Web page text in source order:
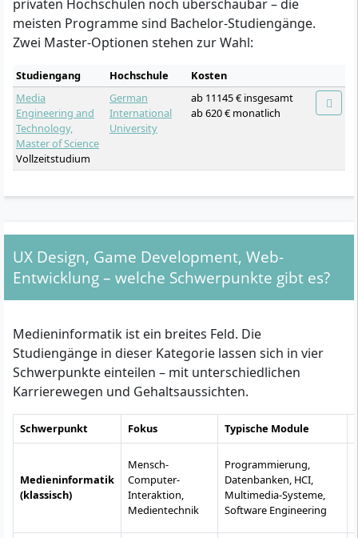
privaten Hochschulen noch überschaubar – die
meisten Programme sind Bachelor-Studiengänge.
Zwei Master-Optionen stehen zur Wahl:
Studiengang Hochschule
Kosten
Media
Engineering and
Technology,
Master of Science
Vollzeitstudium
German
International
University
ab 11145 € insgesamt
ab 620 € monatlich
UX Design, Game Development, Web-
Entwicklung – welche Schwerpunkte gibt es?
Medieninformatik ist ein breites Feld. Die
Studiengänge in dieser Kategorie lassen sich in vier
Schwerpunkte einteilen – mit unterschiedlichen
Karrierewegen und Gehaltsaussichten.
Schwerpunkt Fokus Typische Module
Medieninformatik
(klassisch)
Mensch-
Computer-
Interaktion,
Medientechnik
Programmierung,
Datenbanken, HCI,
Multimedia-Systeme,
Software Engineering